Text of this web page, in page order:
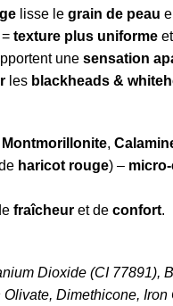
lisse le grain de peau
texture plus uniforme et
une sensation
les blackheads &
Montmorillonite,
haricot rouge) –
fraîcheur et de confort.
Dioxide (CI
Dimethicone,